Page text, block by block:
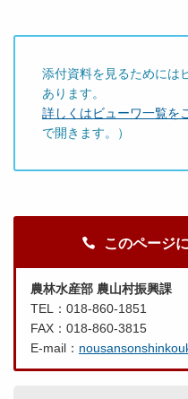
添付資料を見るためには
あります。
詳しくはビューワ一覧を
で開きます。）
このページ
農林水産部 農山村振興課
TEL：018-860-1851
FAX：018-860-3815
E-mail：